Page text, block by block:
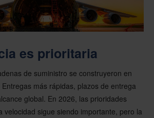
es prioritaria
de suministro se construyeron en
más rápidas, plazos de entrega
global. En 2026, las prioridades
velocidad sigue siendo importante, pero la